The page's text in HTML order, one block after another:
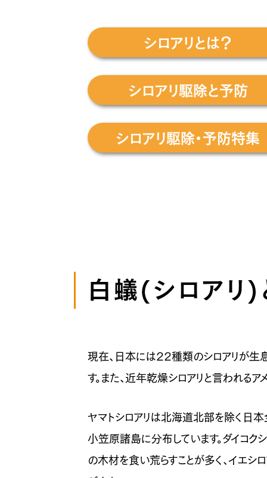
シロアリとは？
シロアリ駆除と予防
シロアリ駆除・予防特集
白蟻(シロアリ)
現在、日本には22種類のシロアリが生息
す。また、近年乾燥シロアリと言われるア
ヤマトシロアリは北海道北部を除く日
小笠原諸島に分布しています。ダイコ
の木材を食い荒らすことが多く、イエ